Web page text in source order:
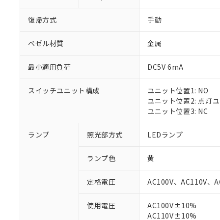
復帰方式 手動
ベゼル材質 金属
最小適用負荷 DC5V 6mA
スイッチユニット構成
ユニット位置1: NO
ユニット位置2: 点灯
ユニット位置3: NC
ランプ 照光部方式 LEDランプ
ランプ色 黄
定格電圧 AC100V、AC110V、
使用電圧
AC100V±10%
AC110V±10%
※1 対応状況